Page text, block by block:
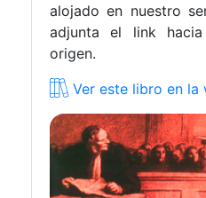
alojado en nuestro
adjunta el link
origen.
Ver este libro en